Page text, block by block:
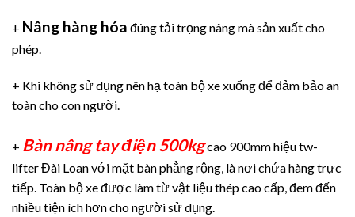
+ Nâng hàng hóa đúng tải trọng nâng mà sản xuất cho
phép.
+ Khi không sử dụng nên hạ toàn bộ xe xuống để đảm bảo an
toàn cho con người.
+ Bàn nâng tay điện 500kgcao 900mm hiệu tw-
lifter Đài Loan với mặt bàn phẳng rộng, là nơi chứa hàng trực
tiếp. Toàn bộ xe được làm từ vật liệu thép cao cấp, đem đến
nhiều tiện ích hơn cho người sử dụng.